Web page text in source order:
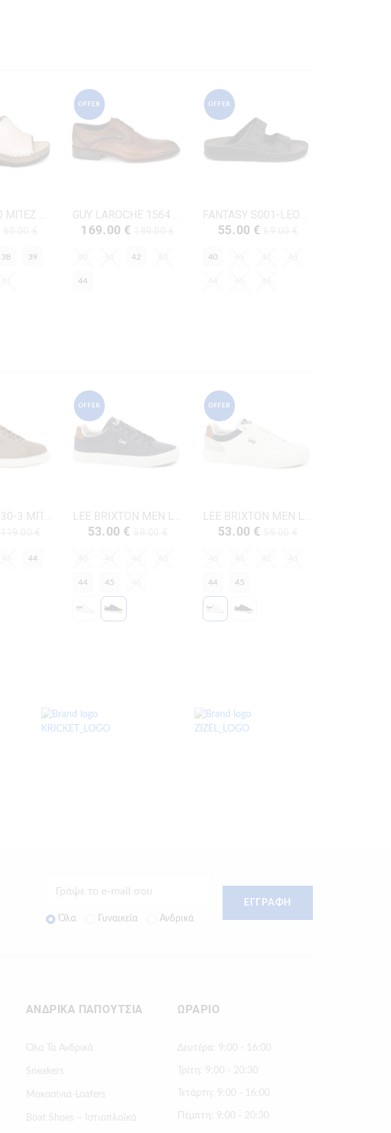
TATOO 4140 ΜΠΕΖ ΔΕΡΜΑ
38 39
OFFER
GUY LAROCHE 15644 ΚΟΝΙΑΚ ΔΕΡΜΑ
169.00 €
42
44
OFFER
FANTASY S001-LEONIDAS ΜΑΥΡΟ ΔΕΡΜΑ-NUBUK
55.00 €
40
KRICKET 7030-3 ΜΠΕΖ ΔΕΡΜΑ-NUBUK
44
OFFER
LEE BRIXTON MEN LOW-50261024.29Y ΜΠΛΕ ΔΕΡΜΑ-ECO
53.00 €
44 45
OFFER
LEE BRIXTON MEN LOW-50261024.1FG ΛΕΥΚΟ ΔΕΡΜΑ-ECO
53.00 €
44 45
Όλα Γυναικεία Ανδρικά
ΕΓΓΡΑΦΗ
ΑΝΔΡΙΚΑ ΠΑΠΟΥΤΣΙΑ
Όλα Τα Ανδρικά
Sneakers
Μοκασίνια-Loafers
Boat Shoes – Ιστιοπλοϊκά
ΩΡΑΡΙΟ
Δευτέρα: 9:00 - 16:00
Τρίτη: 9:00 - 20:30
Τετάρτη: 9:00 - 16:00
Πέμπτη: 9:00 - 20:30